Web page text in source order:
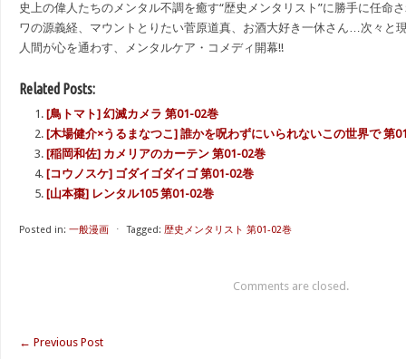
史上の偉人たちのメンタル不調を癒す“歴史メンタリスト”に勝手に任
ワの源義経、マウントとりたい菅原道真、お酒大好き一休さん…次々と
人間が心を通わす、メンタルケア・コメディ開幕!!
Related Posts:
[鳥トマト] 幻滅カメラ 第01-02巻
[木場健介×うるまなつこ] 誰かを呪わずにいられないこの世界で 第
[稲岡和佐] カメリアのカーテン 第01-02巻
[コウノスケ] ゴダイゴダイゴ 第01-02巻
[山本棗] レンタル105 第01-02巻
Posted in: 一般漫画 ⋅ Tagged: 歴史メンタリスト 第01-02巻
Comments are closed.
← Previous Post